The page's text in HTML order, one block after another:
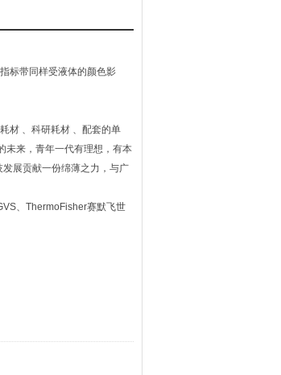
标带同样受液体的颜色影
材 、科研耗材 、配套的单
未来，青年一代有理想，有本
展贡献一份绵薄之力，与广
、ThermoFisher赛默飞世